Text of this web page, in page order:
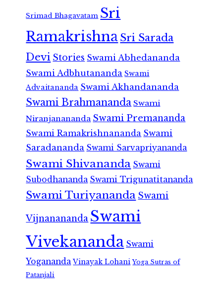
Srimad Bhagavatam Sri
RamakrishnaSri Sarada
Devi Stories Swami Abhedananda
Swami Adbhutananda Swami
Advaitananda Swami Akhandananda
Swami Brahmananda Swami
Niranjanananda Swami Premananda
Swami Ramakrishnananda Swami
Saradananda Swami Sarvapriyananda
Swami Shivananda Swami
Subodhananda Swami Trigunatitananda
Swami Turiyananda Swami
Vijnanananda Swami
Vivekananda Swami
Yogananda Vinayak Lohani Yoga Sutras of
Patanjali